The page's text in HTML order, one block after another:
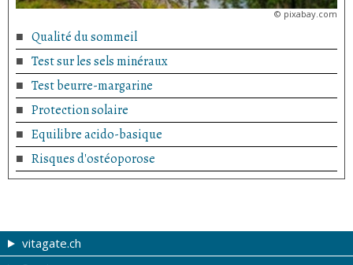
© pixabay.com
Qualité du sommeil
Test sur les sels minéraux
Test beurre-margarine
Protection solaire
Equilibre acido-basique
Risques d'ostéoporose
vitagate.ch